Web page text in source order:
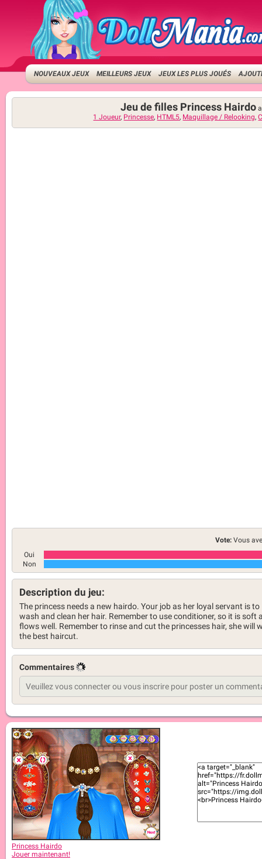
NOUVEAUX JEUX MEILLEURS JEUX JEUX LES PLUS JOUÉS
Jeu de filles Princess Hairdo
1 Joueur, Princesse, HTML5, Maquillage / Relooking,
Vote: Vous
Oui
Non
Description du jeu:
The princess needs a new hairdo. Your job as her loyal servant is to
wash and clean her hair. Remember to use conditioner, so it is soft
flows well. Remember to rinse and cut the princesses hair, she will
the best haircut.
Commentaires
Princess Hairdo
Jouer maintenant!